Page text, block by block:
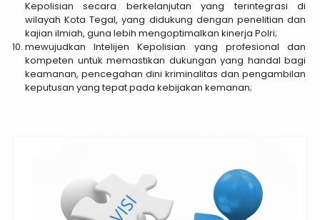
Kepolisian secara berkelanjutan yang terintegrasi di
wilayah Kota Tegal, yang didukung dengan penelitian dan
kajian ilmiah, guna lebih mengoptimalkan kinerja Polri;
mewujudkan Intelijen Kepolisian yang profesional dan
kompeten untuk memastikan dukungan yang handal bagi
keamanan, pencegahan dini kriminalitas dan pengambilan
keputusan yang tepat pada kebijakan kemanan;